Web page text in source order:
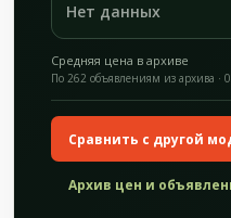
Нет данных
Средняя цена в архиве
По 262 объявлениям из архива ·
Сравнить с другой
Архив цен и